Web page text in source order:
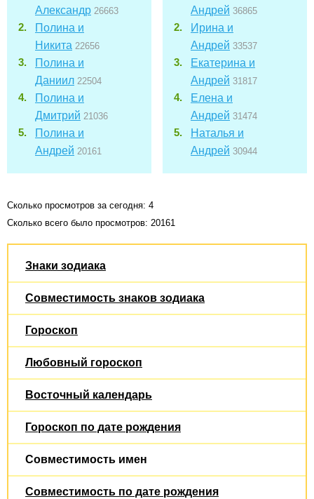
Александр 26663
Полина и
Никита 22656
Полина и
Даниил 22504
Полина и
Дмитрий 21036
Полина и
Андрей 20161
Андрей 36865
Ирина и
Андрей 33537
Екатерина и
Андрей 31817
Елена и
Андрей 31474
Наталья и
Андрей 30944
Сколько просмотров за сегодня: 4
Сколько всего было просмотров: 20161
Знаки зодиака
Совместимость знаков зодиака
Гороскоп
Любовный гороскоп
Восточный календарь
Гороскоп по дате рождения
Совместимость имен
Совместимость по дате рождения